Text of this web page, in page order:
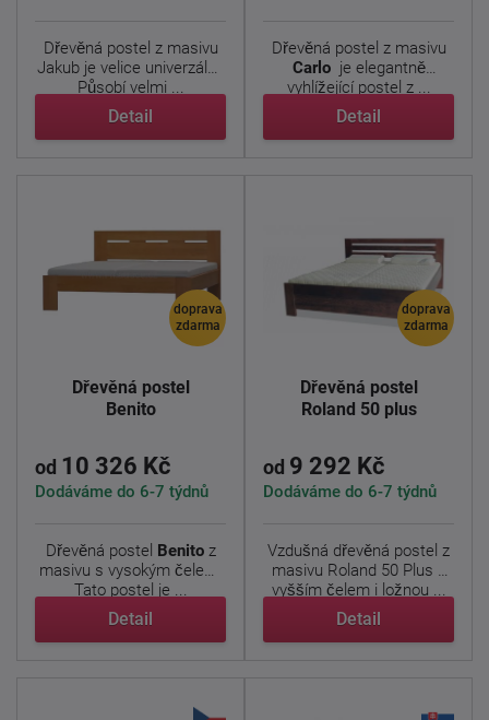
Dřevěná postel z masivu
Jakub je velice univerzální.
Působí velmi ...
Detail
Dřevěná postel z masivu
Carlo je elegantně
vyhlížející postel z ...
Detail
doprava
zdarma
Dřevěná postel
Benito
od 10 326 Kč
Dodáváme do 6-7 týdnů
Dřevěná postel Benitoz
masivu s vysokým čelem.
Tato postel je ...
Detail
doprava
zdarma
Dřevěná postel
Roland 50 plus
od 9 292 Kč
Dodáváme do 6-7 týdnů
Vzdušná dřevěná postel z
masivu Roland 50 Plus z
vyšším čelem i ložnou ...
Detail